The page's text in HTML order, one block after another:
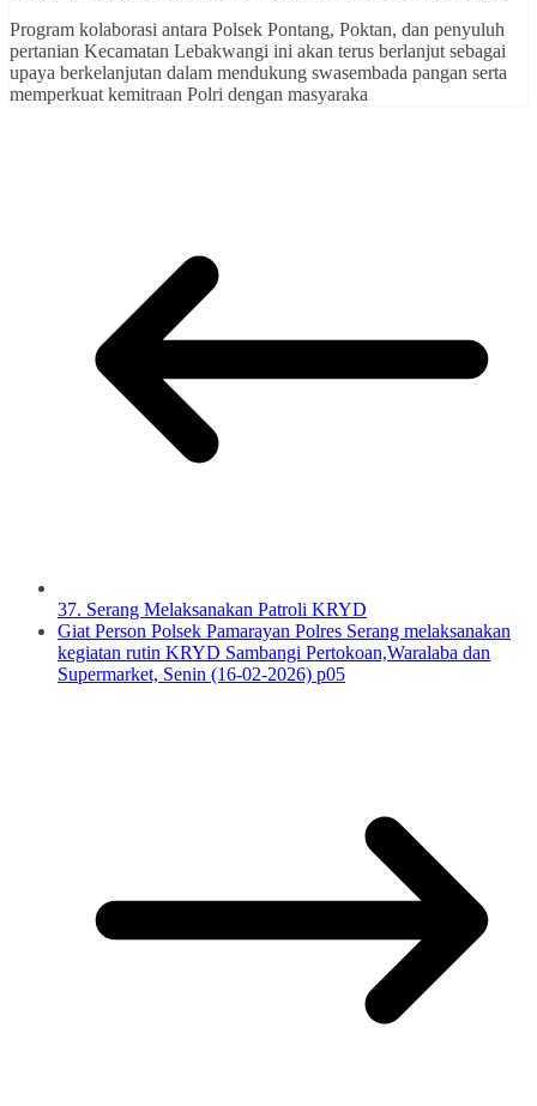
Program kolaborasi antara Polsek Pontang, Poktan, dan penyuluh
pertanian Kecamatan Lebakwangi ini akan terus berlanjut sebagai
upaya berkelanjutan dalam mendukung swasembada pangan serta
memperkuat kemitraan Polri dengan masyaraka
37. Serang Melaksanakan Patroli KRYD
Giat Person Polsek Pamarayan Polres Serang melaksanakan
kegiatan rutin KRYD Sambangi Pertokoan,Waralaba dan
Supermarket, Senin (16-02-2026) p05